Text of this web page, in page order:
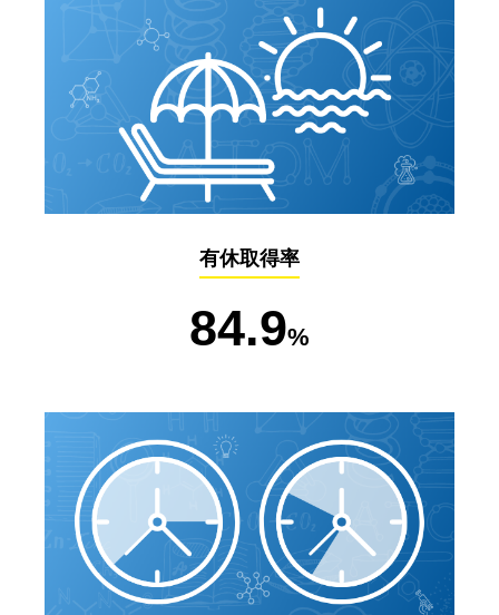
有休取得率
84.9%